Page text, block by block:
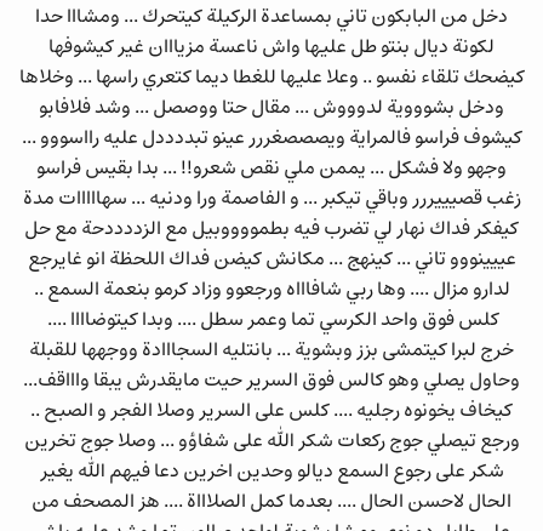
دخل من البابكون تاني بمساعدة الركيلة كيتحرك ... ومشااا حدا
لكونة ديال بنتو طل عليها واش ناعسة مزيااان غير كيشوفها
كيضحك تلقاء نفسو .. وعلا عليها للغطا ديما كتعري راسها ... وخلاها
ودخل بشوووية لدوووش ... مقال حتا ووصصل ... وشد فلافابو
كيشوف فراسو فالمراية ويصصصغررر عينو تبددددل عليه رااسووو ...
وجهو ولا فشكل ... يممن ملي نقص شعرو!! ... بدا بقيس فراسو
زغب قصيييررر وباقي تيكبر ... و الفاصمة ورا ودنيه ... سهااااات مدة
كيفكر فداك نهار لي تضرب فيه بطمووووبيل مع الزددددحة مع حل
عييينووو تاني ... كينهج ... مكانش كيضن فداك اللحظة انو غايرجع
لدارو مزال .... وها ربي شافاااه ورجعوو وزاد كرمو بنعمة السمع ..
كلس فوق واحد الكرسي تما وعمر سطل .... وبدا كيتوضاااا ....
خرج لبرا كيتمشى بزز وبشوية ... بانتليه السجااادة ووجهها للقبلة
وحاول يصلي وهو كالس فوق السرير حيت مايقدرش يبقا واااقف...
كيخاف يخونوه رجليه .... كلس على السرير وصلا الفجر و الصبح ..
ورجع تيصلي جوج ركعات شكر الله على شفاؤو ... وصلا جوج تخرين
شكر على رجوع السمع ديالو وحدين اخرين دعا فيهم الله يغير
الحال لاحسن الحال .... بعدما كمل الصلاااة .... هز المصحف من